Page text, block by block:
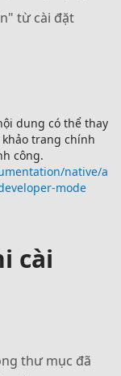
từ cài đặt
dung có thể thay
trang chính
công.
native/a
mode
cài
thư mục đã